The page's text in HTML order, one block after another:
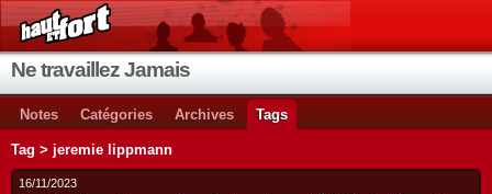
Ne travaillez Jamais
Notes Catégories Archives Tags
Tag > jeremie lippmann
16/11/2023